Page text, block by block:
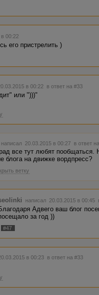
00:22
его пристрелить )
в 00:22 в ответ на #33
или ")))"
написал 20.03.2015 в 00:27 в ответ
все тут любят пообщаться.
блога на движке вордпресс?
ветку
написал 20.03.2015 в 00:45
Адвего ваш блог
за год ))
#47
в 00:23 в ответ на #33